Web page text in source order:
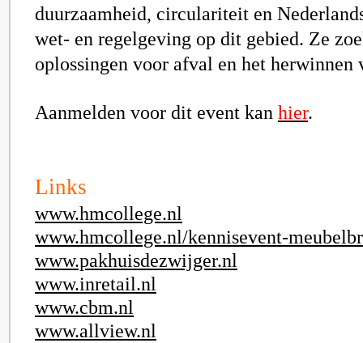
duurzaamheid, circulariteit en
wet- en regelgeving op dit gebied. Ze
oplossingen voor afval en het herwinnen
Aanmelden voor dit event kan hier.
Links
www.hmcollege.nl
www.hmcollege.nl/kennisevent-
www.pakhuisdezwijger.nl
www.inretail.nl
www.cbm.nl
www.allview.nl